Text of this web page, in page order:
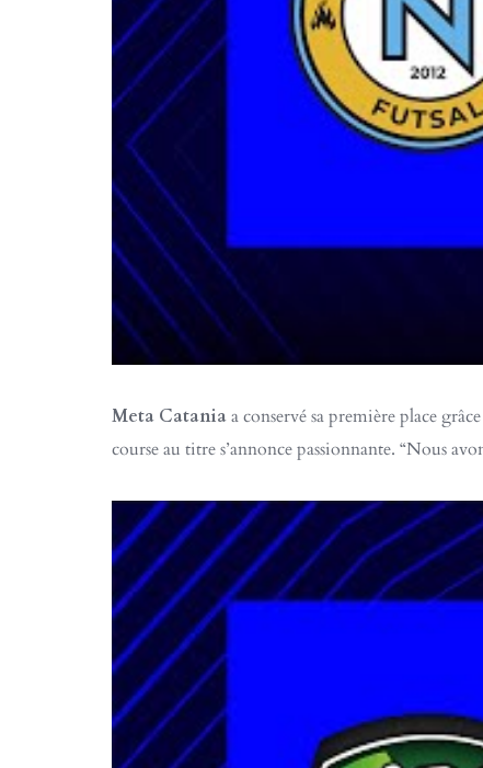
Meta Cataniaa conservé sa première place
course au titre s’annonce passionnante. “Nous